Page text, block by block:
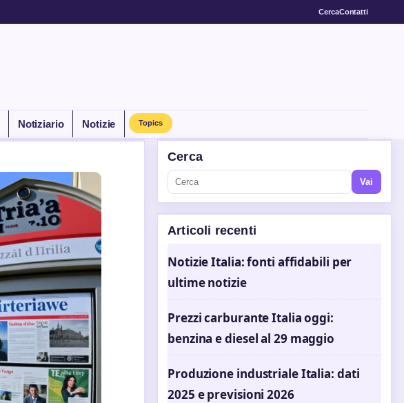
CercaContatti
Notiziario Notizie Topics
Cerca
Vai
Articoli recenti
Notizie Italia: fonti affidabili per
ultime notizie
Prezzi carburante Italia oggi:
benzina e diesel al 29 maggio
Produzione industriale Italia: dati
2025 e previsioni 2026